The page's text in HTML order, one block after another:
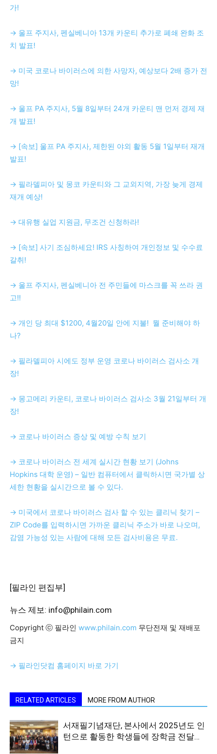
가!
→ 울프 주지사, 펜실베니아 13개 카운티 추가로 폐쇄 완화 조
치 발표!
→ 미국 코로나 바이러스에 의한 사망자, 예상보다 2배 증가 전
망!
→ 울프 PA 주지사, 5월 8일부터 24개 카운티 맨 먼저 경제 재
개 발표!
→ [속보] 울프 PA 주지사, 제한된 야외 활동 5월 1일부터 재개
발표!
→ 필라델피아 및 몽코 카운티와 그 교외지역, 가장 늦게 경제
재개 예상!
→ 대유행 실업 지원금, 무조건 신청하라!
→ [속보] 사기 조심하세요! IRS 사칭하여 개인정보 및 수수료
갈취!
→ 울프 주지사, 펜실베니아 전 주민들에 마스크를 꼭 쓰라 권
고!!
→ 개인 당 최대 $1200, 4월20일 안에 지불! 뭘 준비해야 하
나?
→ 필라델피아 시에도 정부 운영 코로나 바이러스 검사소 개
장!
→ 몽고메리 카운티, 코로나 바이러스 검사소 3월 21일부터 개
장!
→ 코로나 바이러스 증상 및 예방 수칙 보기
→ 코로나 바이러스 전 세계 실시간 현황 보기 (Johns
Hopkins 대학 운영) – 일반 컴퓨터에서 클릭하시면 국가별 상
세한 현황을 실시간으로 볼 수 있다.
→ 미국에서 코로나 바이러스 검사 할 수 있는 클리닉 찾기 –
ZIP Code를 입력하시면 가까운 클리닉 주소가 바로 나오며,
감염 가능성 있는 사람에 대해 모든 검사비용은 무료.
[필라인 편집부]
뉴스 제보: info@philain.com
Copyright ⓒ 필라인 www.philain.com 무단전재 및 재배포
금지
→ 필라인닷컴 홈페이지 바로 가기
RELATED ARTICLES MORE FROM AUTHOR
서재필기념재단, 본사에서 2025년도 인
턴으로 활동한 학생들에 장학금 전달…